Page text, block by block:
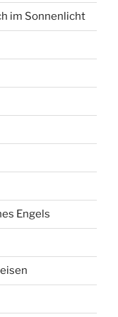
im Sonnenlicht
Engels